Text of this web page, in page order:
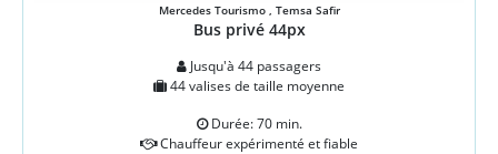
Mercedes Tourismo , Temsa Safir
Bus privé 44px
Jusqu'à 44 passagers
44 valises de taille moyenne
Durée: 70 min.
Chauffeur expérimenté et fiable